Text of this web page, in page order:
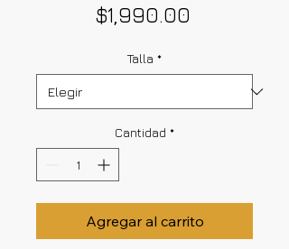
$1,990.00
Talla *
Cantidad *
Agregar al carrito